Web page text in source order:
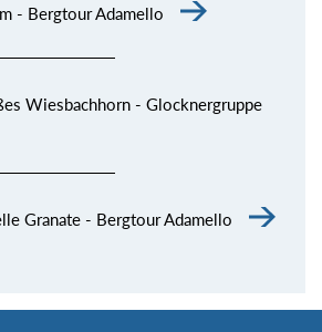
- Bergtour Adamello
Wiesbachhorn - Glocknergruppe
Granate - Bergtour Adamello